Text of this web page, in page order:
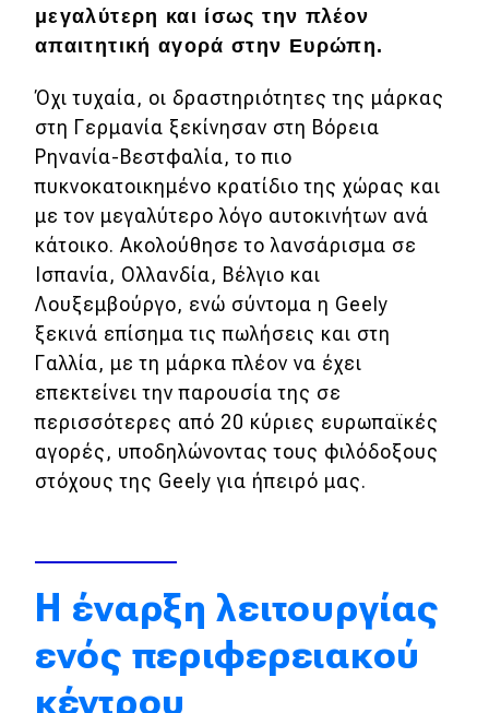
Πρωτότυπα
Ελλάδα
Κόσμος
Τεχνολογία
Ασφάλεια
Αγορά
Απόψεις
Test Drive
Δοκιμή
Αποστολή
Συγκρίνουμε
Αγώνες
Formula 1
WRC
Motorsport
μεγαλύτερη και ίσως την πλέον
απαιτητική αγορά στην Ευρώπη.
Όχι τυχαία, οι δραστηριότητες της μάρκας
στη Γερμανία ξεκίνησαν στη Βόρεια
Ρηνανία-Βεστφαλία, το πιο
πυκνοκατοικημένο κρατίδιο της χώρας και
με τον μεγαλύτερο λόγο αυτοκινήτων ανά
κάτοικο. Ακολούθησε το λανσάρισμα σε
Ισπανία, Ολλανδία, Βέλγιο και
Λουξεμβούργο, ενώ σύντομα η Geely
ξεκινά επίσημα τις πωλήσεις και στη
Γαλλία, με τη μάρκα πλέον να έχει
επεκτείνει την παρουσία της σε
περισσότερες από 20 κύριες ευρωπαϊκές
αγορές, υποδηλώνοντας τους φιλόδοξους
στόχους της Geely για ήπειρό μας.
Η έναρξη λειτουργίας
ενός περιφερειακού
κέντρου